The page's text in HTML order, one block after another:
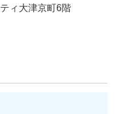
ィ大津京町6階